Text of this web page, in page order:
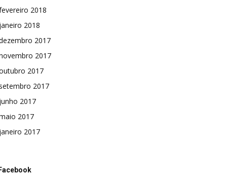
2018
2018
2017
2017
2017
2017
2017
2017
2017